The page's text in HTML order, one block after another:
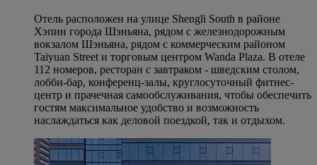
Отель расположен на улице Shengli South в районе
Хэпин города Шэньяна, рядом с железнодорожным
вокзалом Шэньяна, рядом с коммерческим районом
Taiyuan Street и торговым центром Wanda Plaza. В отеле
112 номеров, ресторан с завтраком - шведским столом,
лобби-бар, конференц-залы, круглосуточный фитнес-
центр и прачечная самообслуживания, чтобы обеспечить
гостям максимальное удобство и возможность
наслаждаться как деловой поездкой, так и отдыхом.